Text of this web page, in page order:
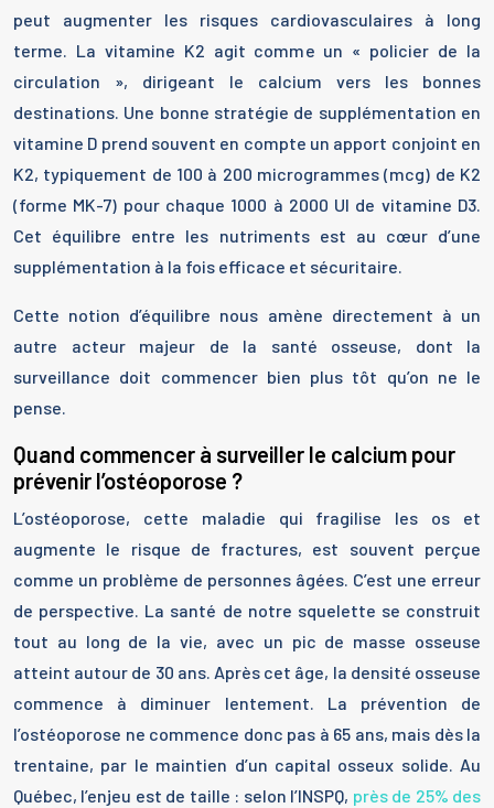
peut augmenter les risques cardiovasculaires à long
terme. La vitamine K2 agit comme un « policier de la
circulation », dirigeant le calcium vers les bonnes
destinations. Une bonne stratégie de supplémentation en
vitamine D prend souvent en compte un apport conjoint en
K2, typiquement de 100 à 200 microgrammes (mcg) de K2
(forme MK-7) pour chaque 1000 à 2000 UI de vitamine D3.
Cet équilibre entre les nutriments est au cœur d’une
supplémentation à la fois efficace et sécuritaire.
Cette notion d’équilibre nous amène directement à un
autre acteur majeur de la santé osseuse, dont la
surveillance doit commencer bien plus tôt qu’on ne le
pense.
Quand commencer à surveiller le calcium pour
prévenir l’ostéoporose ?
L’ostéoporose, cette maladie qui fragilise les os et
augmente le risque de fractures, est souvent perçue
comme un problème de personnes âgées. C’est une erreur
de perspective. La santé de notre squelette se construit
tout au long de la vie, avec un pic de masse osseuse
atteint autour de 30 ans. Après cet âge, la densité osseuse
commence à diminuer lentement. La prévention de
l’ostéoporose ne commence donc pas à 65 ans, mais dès la
trentaine, par le maintien d’un capital osseux solide. Au
Québec, l’enjeu est de taille : selon l’INSPQ, près de 25% des